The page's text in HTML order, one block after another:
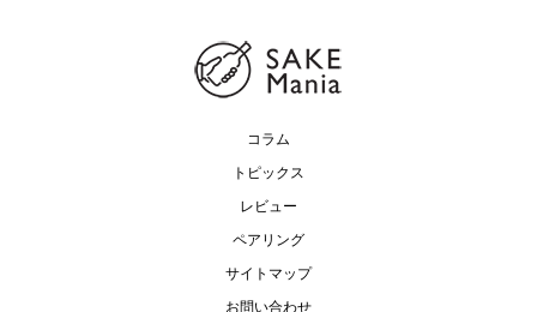
コラム
トピックス
レビュー
ペアリング
サイトマップ
お問い合わせ